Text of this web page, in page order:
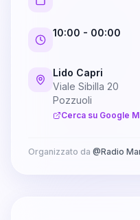
10:00 - 00:00
Lido Capri
Viale Sibilla 20
Pozzuoli
Cerca su Google
Organizzato da @Radio